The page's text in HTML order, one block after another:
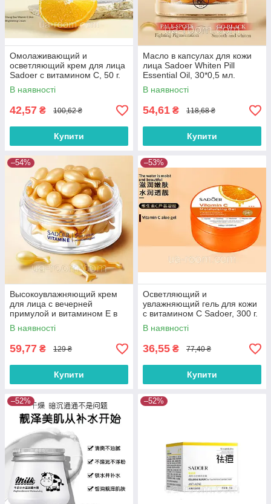
Омолаживающий и
осветляющий крем для лица
Sadoer с витамином С, 50 г.
В наявності
42,57 ₴ 100,62 ₴
Купити
Масло в капсулах для кожи
лица Sadoer Whiten Pill
Essential Oil, 30*0,5 мл.
В наявності
54,61 ₴ 118,68 ₴
Купити
–54%
Высокоувлажняющий крем
для лица с вечерней
примулой и витамином Е в
капсулах SADOER,
0,34г*30шт.
В наявності
59,77 ₴ 129 ₴
Купити
–53%
Осветляющий и
увлажняющий гель для кожи
с витамином С Sadoer, 300 г.
В наявності
36,55 ₴ 77,40 ₴
Купити
–52% –52%